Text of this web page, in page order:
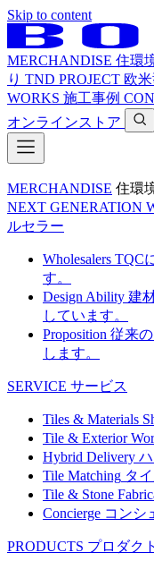
Skip to content
MERCHANDISE 住環
り TND PROJECT 欧
WORKS 施工事例
オンラインストア
MERCHANDISE 住環
NEXT GENERATION
ルセラー
Wholesalers TQC
す。
Design Ability 建
しています。
Proposition 従来
します。
SERVICE サービス
Tiles & Materials
Tile & Exterior
Hybrid Delivery
Tile Matching タ
Tile & Stone
Concierge コンシ
PRODUCTS プロダクト